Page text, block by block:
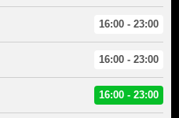
16:00 - 23:00
16:00 - 23:00
16:00 - 23:00